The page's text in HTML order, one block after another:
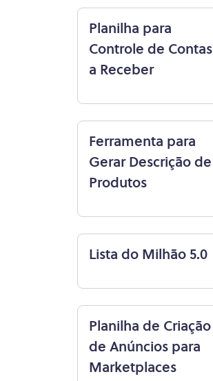
Planilha para
Controle de Contas
a Receber
Ferramenta para
Gerar Descrição de
Produtos
Lista do Milhão 5.0
Planilha de Criação
de Anúncios para
Marketplaces